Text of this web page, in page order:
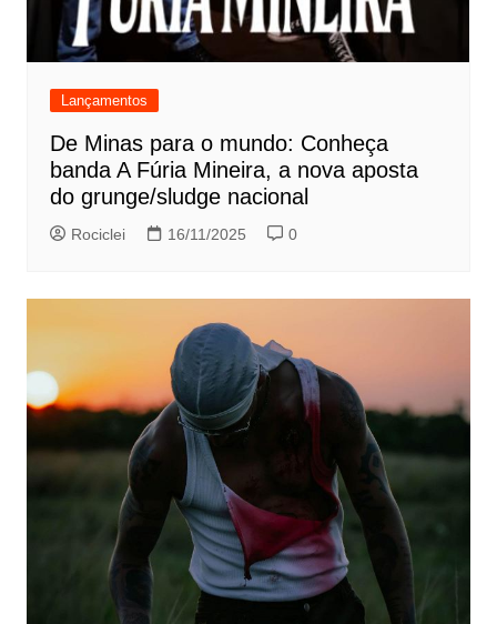
Lançamentos
De Minas para o mundo: Conheça
banda A Fúria Mineira, a nova aposta
do grunge/sludge nacional
Rociclei 16/11/2025 0